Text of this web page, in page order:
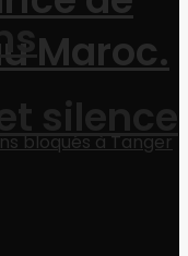
Maroc.
silence